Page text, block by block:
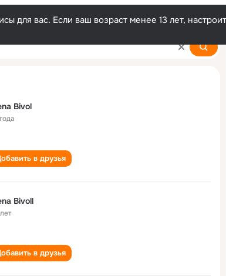
для вас. Если ваш возраст менее 13 лет,
Bivol
в друзья
Bivoll
в друзья